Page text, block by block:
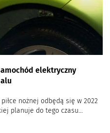
elektryczny
nożnej odbędą się w 2022
planuje do tego czasu...